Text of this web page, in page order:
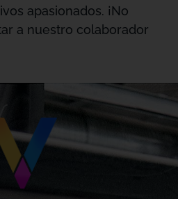
apasionados. ¡No
a nuestro colaborador